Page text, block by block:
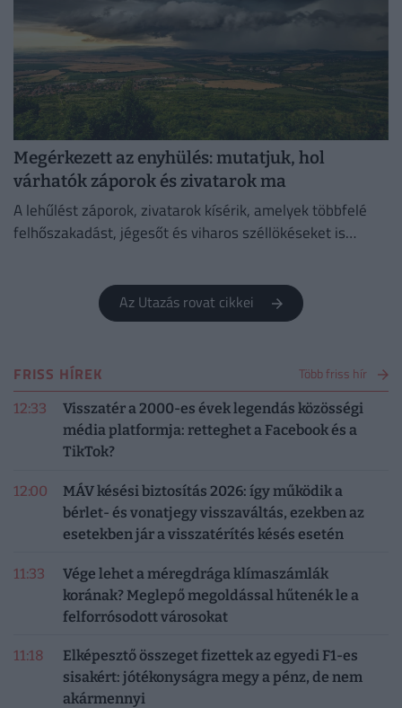
Megérkezett az enyhülés: mutatjuk, hol
várhatók záporok és zivatarok ma
A lehűlést záporok, zivatarok kísérik, amelyek többfelé
felhőszakadást, jégesőt és viharos széllökéseket is
Az Utazás rovat cikkei
FRISS HÍREK Több friss hír
12:33
Visszatér a 2000-es évek legendás közösségi
média platformja: retteghet a Facebook és a
TikTok?
12:00
MÁV késési biztosítás 2026: így működik a
bérlet- és vonatjegy visszaváltás, ezekben az
esetekben jár a visszatérítés késés esetén
11:33
Vége lehet a méregdrága klímaszámlák
korának? Meglepő megoldással hűtenék le a
felforrósodott városokat
11:18
Elképesztő összeget fizettek az egyedi F1-es
sisakért: jótékonyságra megy a pénz, de nem
akármennyi